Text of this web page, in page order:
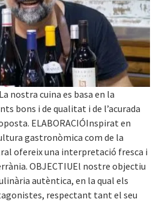
nostra cuina es basa en la
bons i de qualitat i de l’acurada
ELABORACIÓInspirat en
gastronòmica com de la
ofereix una interpretació fresca i
OBJECTIUEl nostre objectiu
autèntica, en la qual els
respectant tant el seu